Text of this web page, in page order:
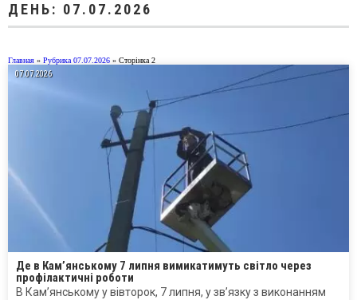
ДЕНЬ: 07.07.2026
Главная » Рубрика 07.07.2026 » Сторінка 2
07.07.2026
Де в Кам’янському 7 липня вимикатимуть світло через
профілактичні роботи
В Кам’янському у вівторок, 7 липня, у зв’язку з виконанням